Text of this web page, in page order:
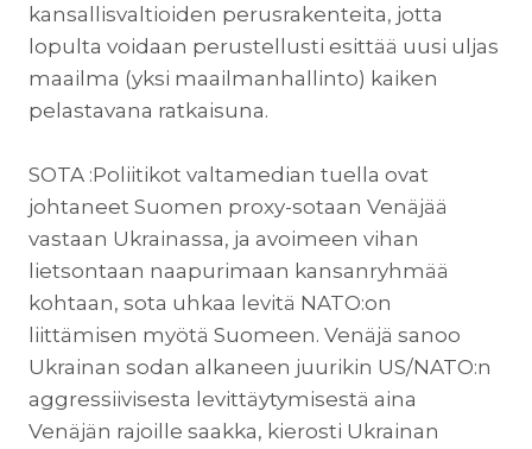
kansallisvaltioiden perusrakenteita, jotta
lopulta voidaan perustellusti esittää uusi uljas
maailma (yksi maailmanhallinto) kaiken
pelastavana ratkaisuna.
SOTA :Poliitikot valtamedian tuella ovat
johtaneet Suomen proxy-sotaan Venäjää
vastaan Ukrainassa, ja avoimeen vihan
lietsontaan naapurimaan kansanryhmää
kohtaan, sota uhkaa levitä NATO:on
liittämisen myötä Suomeen. Venäjä sanoo
Ukrainan sodan alkaneen juurikin US/NATO:n
aggressiivisesta levittäytymisestä aina
Venäjän rajoille saakka, kierosti Ukrainan